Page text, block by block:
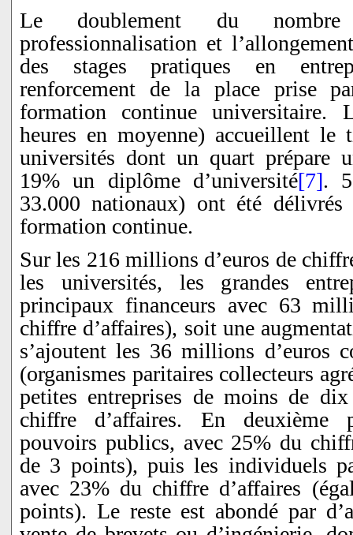
Le doublement du
professionnalisation et
des stages pratiques en
renforcement de la place prise
formation continue universitaire.
heures en moyenne) accueillent le
universités dont un quart prépare
19% un diplôme d’université[7].
33.000 nationaux) ont été
formation continue.
Sur les 216 millions d’euros de
les universités, les grandes
principaux financeurs avec 63
chiffre d’affaires), soit une
s’ajoutent les 36 millions d’euros
(organismes paritaires collecteurs
petites entreprises de moins de
chiffre d’affaires. En deuxième
pouvoirs publics, avec 25% du
de 3 points), puis les individuels
avec 23% du chiffre d’affaires
points). Le reste est abondé par